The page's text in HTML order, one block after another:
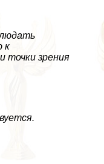
к
точки зрения